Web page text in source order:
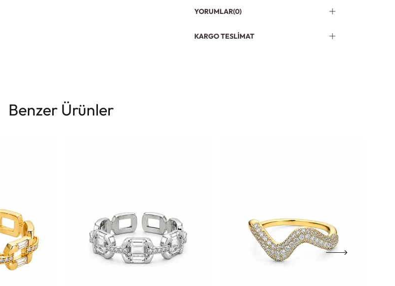
YORUMLAR(0)
KARGO TESLIMAT
Benzer Ürünler